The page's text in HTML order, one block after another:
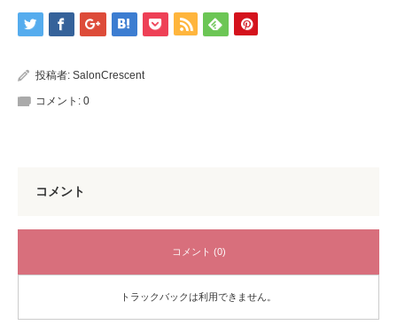
投稿者: SalonCrescent
コメント: 0
コメント
コメント (0)
トラックバックは利用できません。